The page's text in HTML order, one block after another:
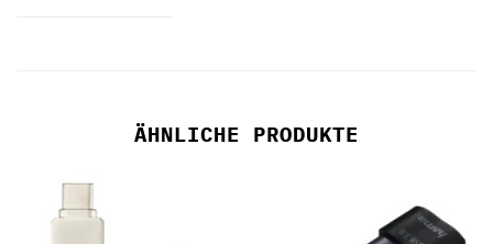
ÄHNLICHE PRODUKTE